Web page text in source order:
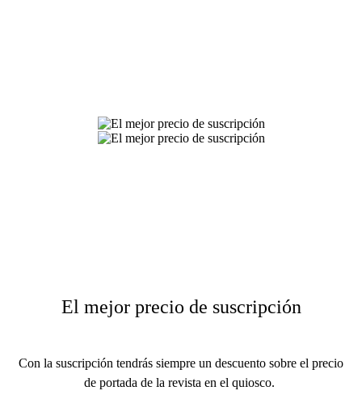
El mejor precio de suscripción
Con la suscripción tendrás siempre un descuento sobre el precio
de portada de la revista en el quiosco.